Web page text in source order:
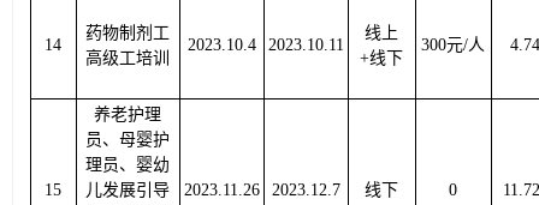
14
药物制剂工
高级工培训
2023.10.4 2023.10.11
线上
+线下
300元/人
15
养老护理
员、母婴护
理员、婴幼
儿发展引导
2023.11.26 2023.12.7 线下 0